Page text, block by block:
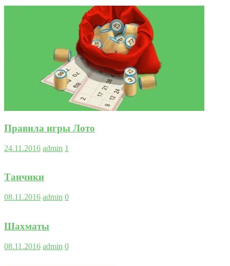
Правила игры Лото
24.11.2016 admin 1
Танчики
08.11.2016 admin 0
Шахматы
08.11.2016 admin 0